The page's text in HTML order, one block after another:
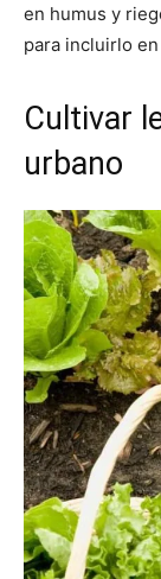
en humus y
para incluirlo
Cultivar
urbano